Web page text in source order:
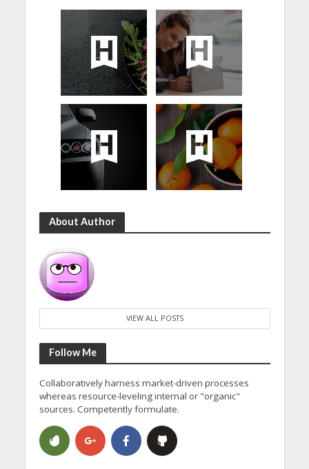
About Author
VIEW ALL POSTS
Follow Me
Collaboratively harness market-driven processes
whereas resource-leveling internal or "organic"
sources. Competently formulate.